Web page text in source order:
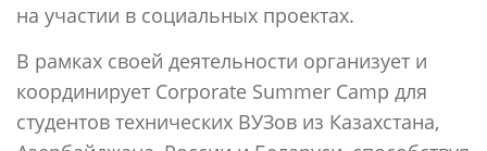
на участии в социальных проектах.
В рамках своей деятельности организует и
координирует Corporate Summer Camp для
студентов технических ВУЗов из Казахстана,